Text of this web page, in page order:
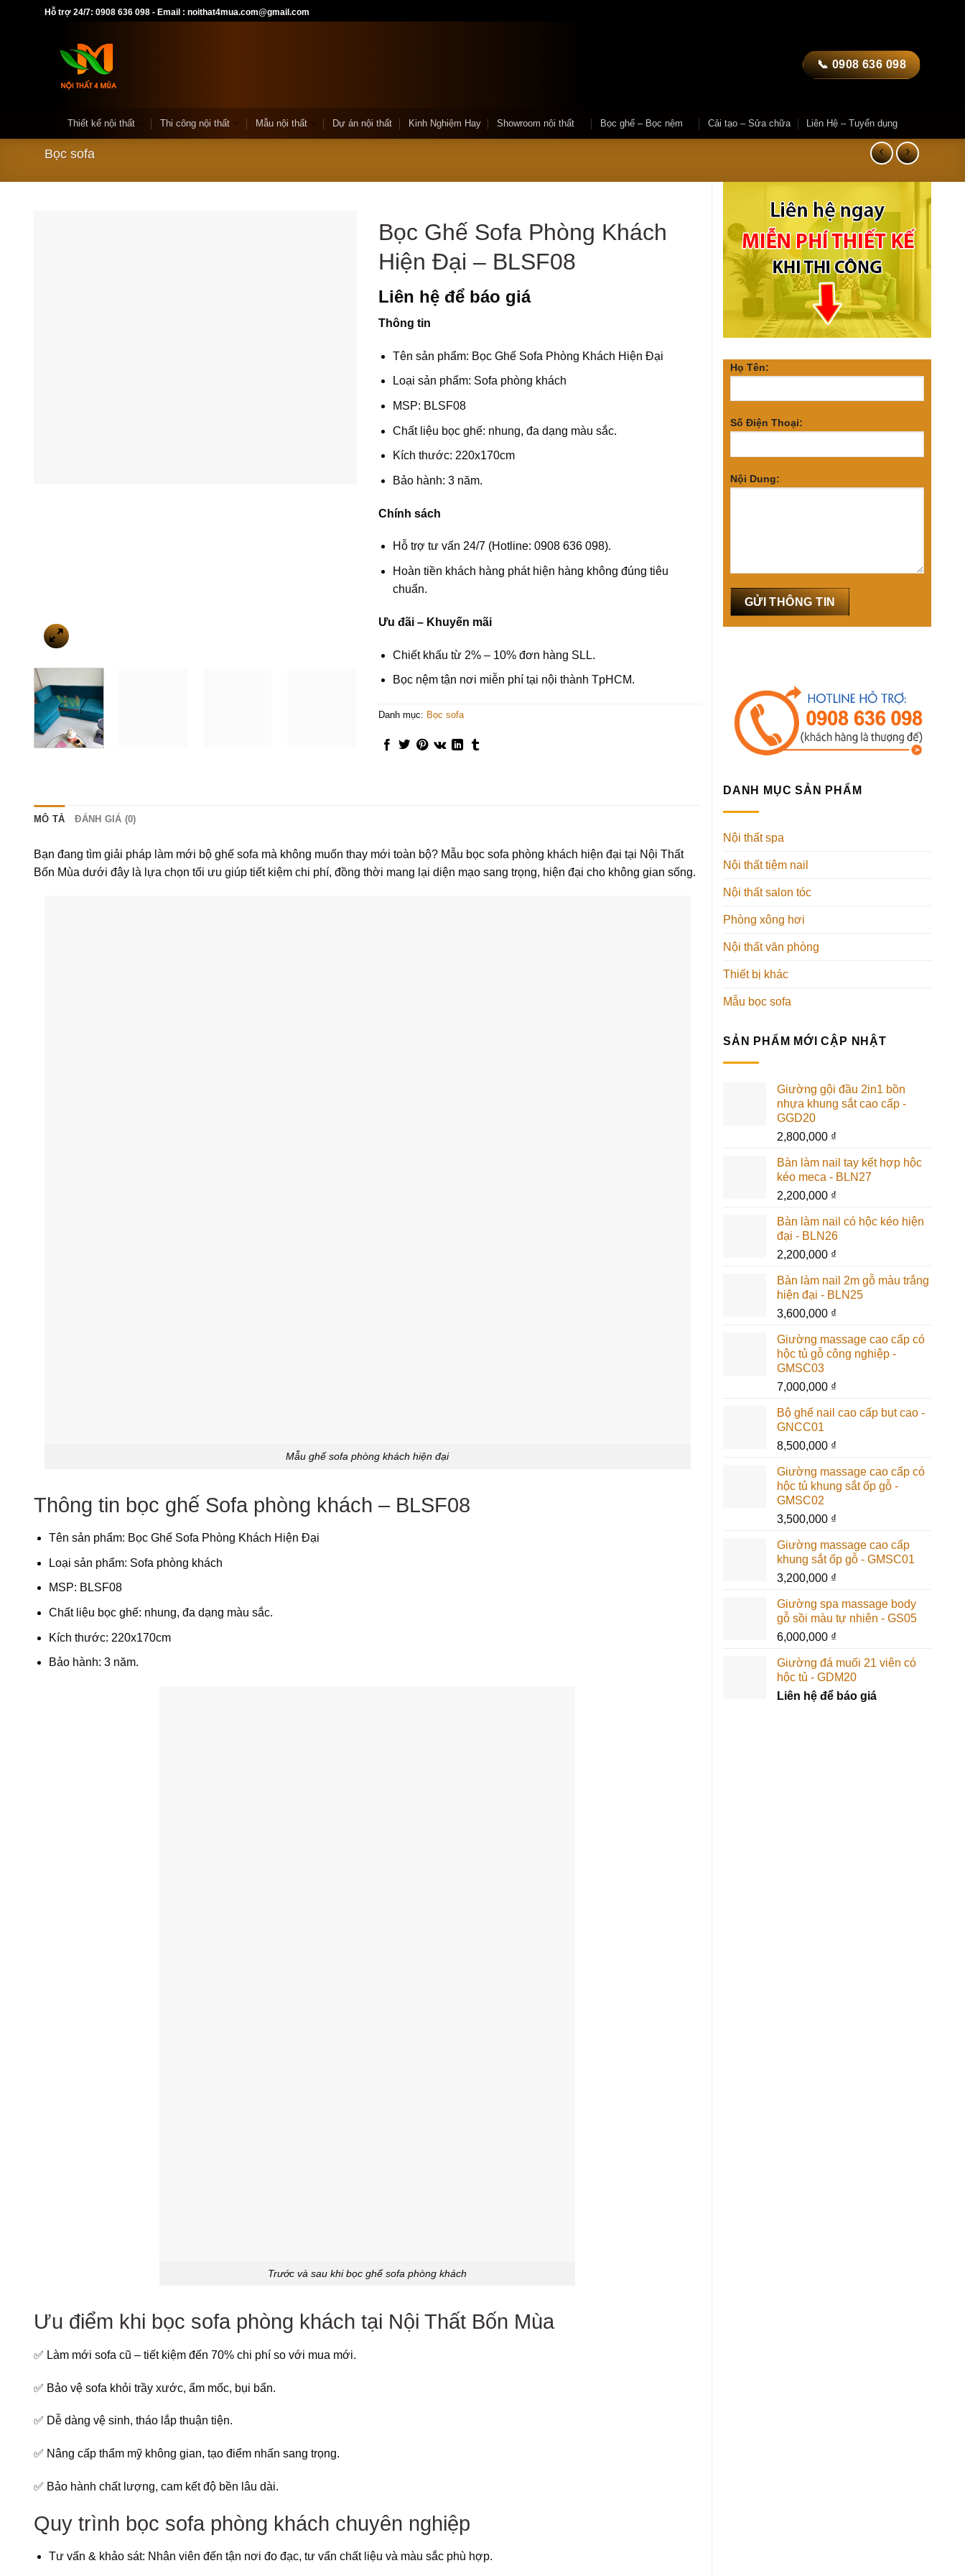
Hỗ trợ 24/7: 0908 636 098 - Email : noithat4mua.com@gmail.com
📞 0908 636 098
Thiết kế nội thất Thi công nội thất Mẫu nội thất Dự án nội thất Kinh Nghiệm Hay Showroom nội thất Bọc ghế – Bọc nệm Cải tạo – Sửa chữa Liên Hệ – Tuyển dụng
Bọc sofa
Họ Tên:
Số Điện Thoại:
Nội Dung:
DANH MỤC SẢN PHẨM
Nội thất spa
Nội thất tiệm nail
Nội thất salon tóc
Phòng xông hơi
Nội thất văn phòng
Thiết bị khác
Mẫu bọc sofa
SẢN PHẨM MỚI CẬP NHẬT
Giường gội đầu 2in1 bồn
nhựa khung sắt cao cấp -
GGD20
2,800,000 ₫
Bàn làm nail tay kết hợp hộc
kéo meca - BLN27
2,200,000 ₫
Bàn làm nail có hộc kéo hiện
đại - BLN26
2,200,000 ₫
Bàn làm nail 2m gỗ màu trắng
hiện đại - BLN25
3,600,000 ₫
Giường massage cao cấp có
hộc tủ gỗ công nghiệp -
GMSC03
7,000,000 ₫
Bộ ghế nail cao cấp bụt cao -
GNCC01
8,500,000 ₫
Giường massage cao cấp có
hộc tủ khung sắt ốp gỗ -
GMSC02
3,500,000 ₫
Giường massage cao cấp
khung sắt ốp gỗ - GMSC01
3,200,000 ₫
Giường spa massage body
gỗ sồi màu tự nhiên - GS05
6,000,000 ₫
Giường đá muối 21 viên có
hộc tủ - GDM20
Liên hệ để báo giá
Bọc Ghế Sofa Phòng Khách
Hiện Đại – BLSF08
Liên hệ để báo giá
Thông tin
Tên sản phẩm: Bọc Ghế Sofa Phòng Khách Hiện Đại
Loại sản phẩm: Sofa phòng khách
MSP: BLSF08
Chất liệu bọc ghế: nhung, đa dạng màu sắc.
Kích thước: 220x170cm
Bảo hành: 3 năm.
Chính sách
Hỗ trợ tư vấn 24/7 (Hotline: 0908 636 098).
Hoàn tiền khách hàng phát hiện hàng không đúng tiêu
chuẩn.
Ưu đãi – Khuyến mãi
Chiết khấu từ 2% – 10% đơn hàng SLL.
Bọc nệm tận nơi miễn phí tại nội thành TpHCM.
Danh mục: Bọc sofa
MÔ TẢ ĐÁNH GIÁ (0)
Bạn đang tìm giải pháp làm mới bộ ghế sofa mà không muốn thay mới toàn bộ? Mẫu bọc sofa phòng khách hiện đại tại Nội Thất
Bốn Mùa dưới đây là lựa chọn tối ưu giúp tiết kiệm chi phí, đồng thời mang lại diện mạo sang trọng, hiện đại cho không gian sống.
Mẫu ghế sofa phòng khách hiện đại
Thông tin bọc ghế Sofa phòng khách – BLSF08
Tên sản phẩm: Bọc Ghế Sofa Phòng Khách Hiện Đại
Loại sản phẩm: Sofa phòng khách
MSP: BLSF08
Chất liệu bọc ghế: nhung, đa dạng màu sắc.
Kích thước: 220x170cm
Bảo hành: 3 năm.
Trước và sau khi bọc ghế sofa phòng khách
Ưu điểm khi bọc sofa phòng khách tại Nội Thất Bốn Mùa
✅ Làm mới sofa cũ – tiết kiệm đến 70% chi phí so với mua mới.
✅ Bảo vệ sofa khỏi trầy xước, ẩm mốc, bụi bẩn.
✅ Dễ dàng vệ sinh, tháo lắp thuận tiện.
✅ Nâng cấp thẩm mỹ không gian, tạo điểm nhấn sang trọng.
✅ Bảo hành chất lượng, cam kết độ bền lâu dài.
Quy trình bọc sofa phòng khách chuyên nghiệp
Tư vấn & khảo sát: Nhân viên đến tận nơi đo đạc, tư vấn chất liệu và màu sắc phù hợp.